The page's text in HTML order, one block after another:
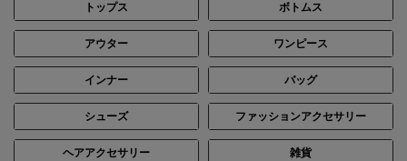
トップス ボトムス
アウター ワンピース
インナー バッグ
シューズ ファッションアクセサリー
ヘアアクセサリー 雑貨